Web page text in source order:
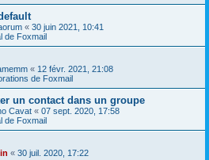
« 30 juin 2021, 10:41
de Foxmail
« 12 févr. 2021, 21:08
de Foxmail
un contact dans un groupe
Cavat « 07 sept. 2020, 17:58
de Foxmail
« 30 juil. 2020, 17:22